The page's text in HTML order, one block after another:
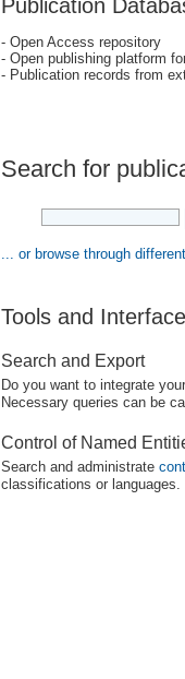
Publication
- Open Access repository
- Open publishing platform
- Publication records from
Search for
... or browse through
Tools and
Search and Export
Do you want to integrate
Necessary queries can be
Control of Named
Search and administrate
classifications or languages.